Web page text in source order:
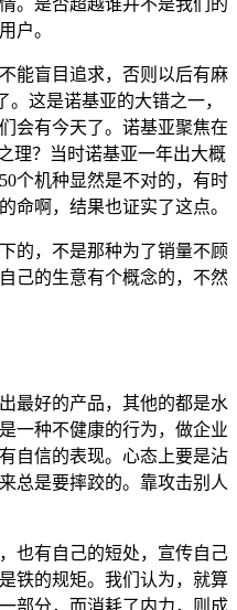
户。
能盲目追求，否则以后有麻
。这是诺基亚的大错之一，
会有今天了。诺基亚聚焦在
理？当时诺基亚一年出大概
个机种显然是不对的，有时
命啊，结果也证实了这点。
的，不是那种为了销量不顾
己的生意有个概念的，不然
最好的产品，其他的都是水
一种不健康的行为，做企业
自信的表现。心态上要是沾
总是要摔跤的。靠攻击别人
也有自己的短处，宣传自己
铁的规矩。我们认为，就算